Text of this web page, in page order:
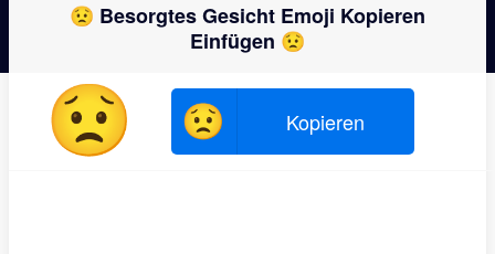
😟 Besorgtes Gesicht Emoji Kopieren
Einfügen 😟
😟 😟 Kopieren